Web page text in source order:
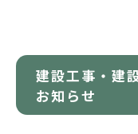
建設工事・建
お知らせ